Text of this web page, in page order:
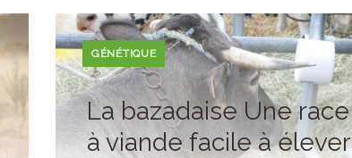
GÉNÉTIQUE
La bazadaise Une race
à viande facile à élever